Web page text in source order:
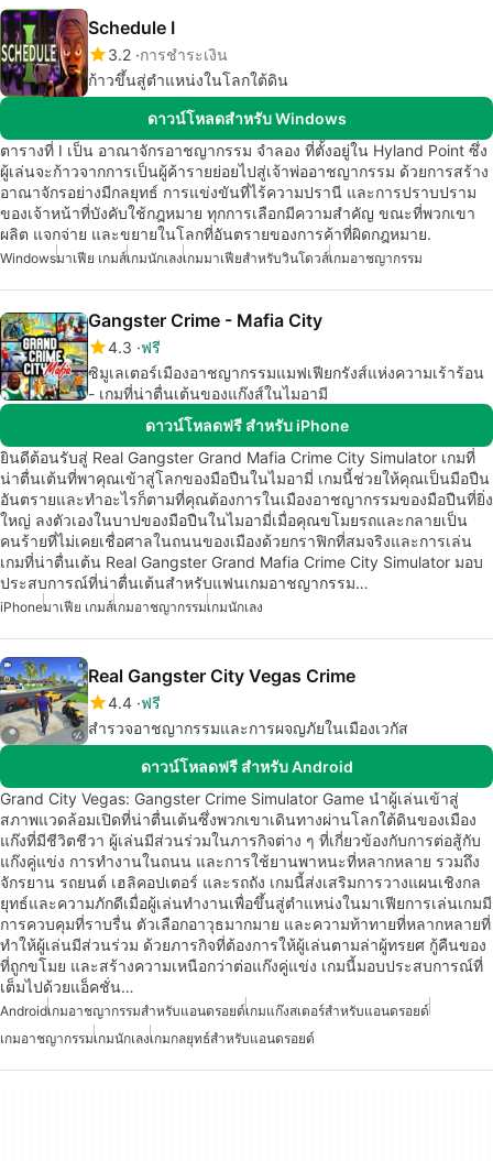
Schedule I
3.2 การชำระเงิน
ก้าวขึ้นสู่ตำแหน่งในโลกใต้ดิน
ดาวน์โหลดสำหรับ Windows
ตารางที่ I เป็น อาณาจักรอาชญากรรม จำลอง ที่ตั้งอยู่ใน Hyland Point ซึ่ง
ผู้เล่นจะก้าวจากการเป็นผู้ค้ารายย่อยไปสู่เจ้าพ่ออาชญากรรม ด้วยการสร้าง
อาณาจักรอย่างมีกลยุทธ์ การแข่งขันที่ไร้ความปรานี และการปราบปราม
ของเจ้าหน้าที่บังคับใช้กฎหมาย ทุกการเลือกมีความสำคัญ ขณะที่พวกเขา
ผลิต แจกจ่าย และขยายในโลกที่อันตรายของการค้าที่ผิดกฎหมาย.
Windowsมาเฟีย เกมส์เกมนักเลงเกมมาเฟียสำหรับวินโดวส์เกมอาชญากรรม
Gangster Crime - Mafia City
4.3 ฟรี
ซิมูเลเตอร์เมืองอาชญากรรมแมฟเฟียกรังส์แห่งความเร้าร้อน
- เกมที่น่าตื่นเต้นของแก๊งส์ในไมอามี
ดาวน์โหลดฟรี สำหรับ iPhone
ยินดีต้อนรับสู่ Real Gangster Grand Mafia Crime City Simulator เกมที่
น่าตื่นเต้นที่พาคุณเข้าสู่โลกของมือปืนในไมอามี่ เกมนี้ช่วยให้คุณเป็นมือปืน
อันตรายและทำอะไรก็ตามที่คุณต้องการในเมืองอาชญากรรมของมือปืนที่ยิ่ง
ใหญ่ ลงตัวเองในบาปของมือปืนในไมอามี่เมื่อคุณขโมยรถและกลายเป็น
คนร้ายที่ไม่เคยเชื่อศาลในถนนของเมืองด้วยกราฟิกที่สมจริงและการเล่น
เกมที่น่าตื่นเต้น Real Gangster Grand Mafia Crime City Simulator มอบ
ประสบการณ์ที่น่าตื่นเต้นสำหรับแฟนเกมอาชญากรรม…
iPhoneมาเฟีย เกมส์เกมอาชญากรรมเกมนักเลง
Real Gangster City Vegas Crime
4.4 ฟรี
สำรวจอาชญากรรมและการผจญภัยในเมืองเวกัส
ดาวน์โหลดฟรี สำหรับ Android
Grand City Vegas: Gangster Crime Simulator Game นำผู้เล่นเข้าสู่
สภาพแวดล้อมเปิดที่น่าตื่นเต้นซึ่งพวกเขาเดินทางผ่านโลกใต้ดินของเมือง
แก๊งที่มีชีวิตชีวา ผู้เล่นมีส่วนร่วมในภารกิจต่าง ๆ ที่เกี่ยวข้องกับการต่อสู้กับ
แก๊งคู่แข่ง การทำงานในถนน และการใช้ยานพาหนะที่หลากหลาย รวมถึง
จักรยาน รถยนต์ เฮลิคอปเตอร์ และรถถัง เกมนี้ส่งเสริมการวางแผนเชิงกล
ยุทธ์และความภักดีเมื่อผู้เล่นทำงานเพื่อขึ้นสู่ตำแหน่งในมาเฟียการเล่นเกมมี
การควบคุมที่ราบรื่น ตัวเลือกอาวุธมากมาย และความท้าทายที่หลากหลายที่
ทำให้ผู้เล่นมีส่วนร่วม ด้วยภารกิจที่ต้องการให้ผู้เล่นตามล่าผู้ทรยศ กู้คืนของ
ที่ถูกขโมย และสร้างความเหนือกว่าต่อแก๊งคู่แข่ง เกมนี้มอบประสบการณ์ที่
เต็มไปด้วยแอ็คชั่น…
Androidเกมอาชญากรรมสำหรับแอนดรอยด์เกมแก๊งสเตอร์สำหรับแอนดรอยด์
เกมอาชญากรรมเกมนักเลงเกมกลยุทธ์สำหรับแอนดรอยด์